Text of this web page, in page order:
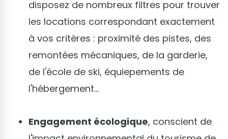
disposez de nombreux filtres pour trouver
les locations correspondant exactement
à vos critères : proximité des pistes, des
remontées mécaniques, de la garderie,
de l'école de ski, équiepements de
l'hébergement...
Engagement écologique, conscient de